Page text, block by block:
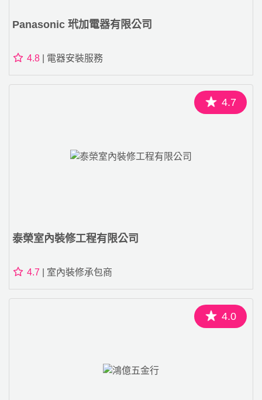
Panasonic 玳加電器有限公司
4.8 | 電器安裝服務
4.7
泰榮室內裝修工程有限公司
4.7 | 室內裝修承包商
4.0